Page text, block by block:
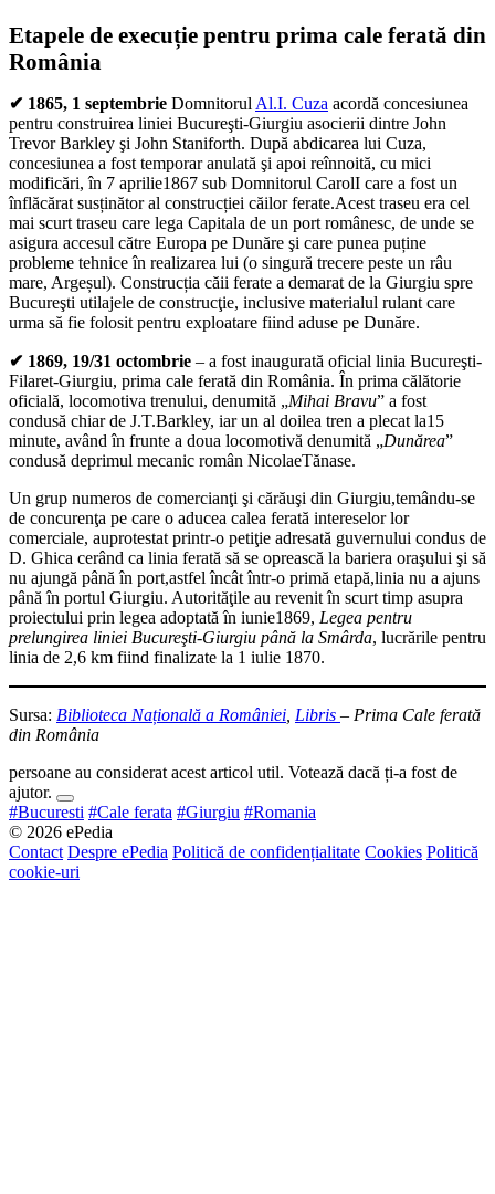
Etapele de execuție pentru prima cale ferată din
România
✔ 1865, 1 septembrie Domnitorul Al.I. Cuza acordă concesiunea
pentru construirea liniei Bucureşti-Giurgiu asocierii dintre John
Trevor Barkley şi John Staniforth. După abdicarea lui Cuza,
concesiunea a fost temporar anulată şi apoi reînnoită, cu mici
modificări, în 7 aprilie1867 sub Domnitorul CarolI care a fost un
înflăcărat susținător al construcției căilor ferate.Acest traseu era cel
mai scurt traseu care lega Capitala de un port românesc, de unde se
asigura accesul către Europa pe Dunăre şi care punea puține
probleme tehnice în realizarea lui (o singură trecere peste un râu
mare, Argeșul). Construcția căii ferate a demarat de la Giurgiu spre
Bucureşti utilajele de construcţie, inclusive materialul rulant care
urma să fie folosit pentru exploatare fiind aduse pe Dunăre.
✔ 1869, 19/31 octombrie – a fost inaugurată oficial linia Bucureşti-
Filaret-Giurgiu, prima cale ferată din România. În prima călătorie
oficială, locomotiva trenului, denumită „Mihai Bravu” a fost
condusă chiar de J.T.Barkley, iar un al doilea tren a plecat la15
minute, având în frunte a doua locomotivă denumită „Dunărea”
condusă deprimul mecanic român NicolaeTănase.
Un grup numeros de comercianţi şi cărăuşi din Giurgiu,temându-se
de concurenţa pe care o aducea calea ferată intereselor lor
comerciale, auprotestat printr-o petiţie adresată guvernului condus de
D. Ghica cerând ca linia ferată să se oprească la bariera oraşului şi să
nu ajungă până în port,astfel încât într-o primă etapă,linia nu a ajuns
până în portul Giurgiu. Autorităţile au revenit în scurt timp asupra
proiectului prin legea adoptată în iunie1869, Legea pentru
prelungirea liniei Bucureşti-Giurgiu până la Smârda, lucrările pentru
linia de 2,6 km fiind finalizate la 1 iulie 1870.
Sursa: Biblioteca Națională a României Libris – Prima Cale ferată
din România
persoane au considerat acest articol util. Votează dacă ți-a fost de
ajutor.
#Bucuresti #Cale ferata #Giurgiu #Romania
© 2026 ePedia
Contact Despre ePedia Politică de confidențialitate Cookies Politică
cookie-uri